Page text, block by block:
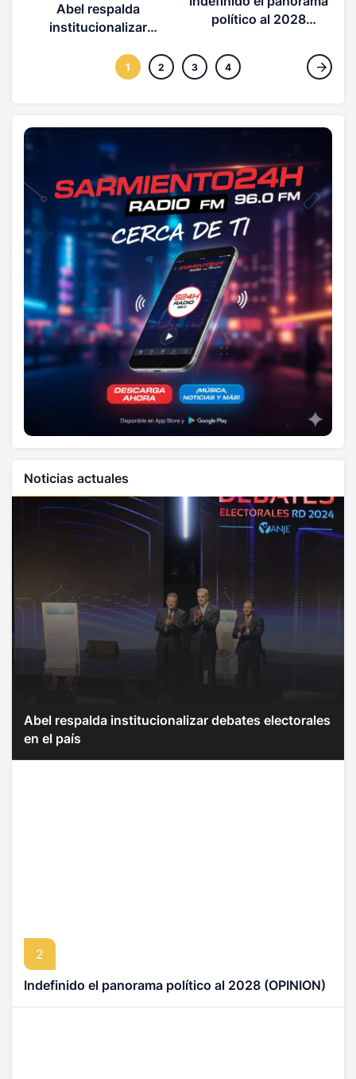
Abel respalda
institucionalizar
el país
político al 2028
1 2 3 4
Noticias actuales
Abel respalda institucionalizar debates electorales
en el país
2
Indefinido el panorama político al 2028 (OPINION)